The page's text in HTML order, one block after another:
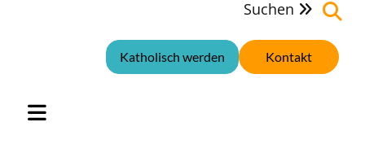
Suchen 
Kontakt
Katholisch werden